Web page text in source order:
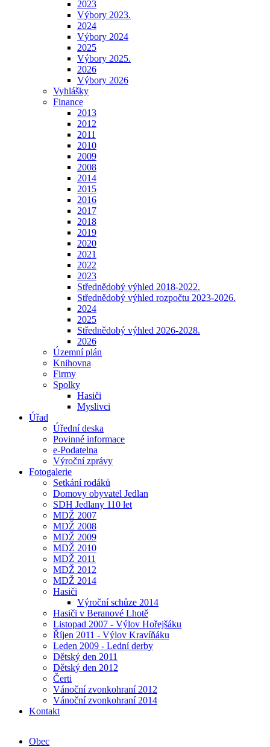
2023
Výbory 2023.
2024
Výbory 2024
2025
Výbory 2025.
2026
Výbory 2026
Vyhlášky
Finance
2013
2012
2011
2010
2009
2008
2014
2015
2016
2017
2018
2019
2020
2021
2022
2023
Střednědobý výhled 2018-2022.
Střednědobý výhled rozpočtu 2023-2026.
2024
2025
Střednědobý výhled 2026-2028.
2026
Územní plán
Knihovna
Firmy
Spolky
Hasiči
Myslivci
Úřad
Úřední deska
Povinné informace
e-Podatelna
Výroční zprávy
Fotogalerie
Setkání rodáků
Domovy obyvatel Jedlan
SDH Jedlany 110 let
MDŽ 2007
MDŽ 2008
MDŽ 2009
MDŽ 2010
MDŽ 2011
MDŽ 2012
MDŽ 2014
Hasiči
Výroční schůze 2014
Hasiči v Beranové Lhotě
Listopad 2007 - Výlov Hořejšáku
Říjen 2011 - Výlov Kravíňáku
Leden 2009 - Lední derby
Dětský den 2011
Dětský den 2012
Čerti
Vánoční zvonkohraní 2012
Vánoční zvonkohraní 2014
Kontakt
Obec